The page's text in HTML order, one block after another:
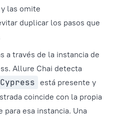
las omite
duplicar los pasos que
a través de la instancia de
Allure Chai detecta
está presente y
coincide con la propia
para esa instancia. Una